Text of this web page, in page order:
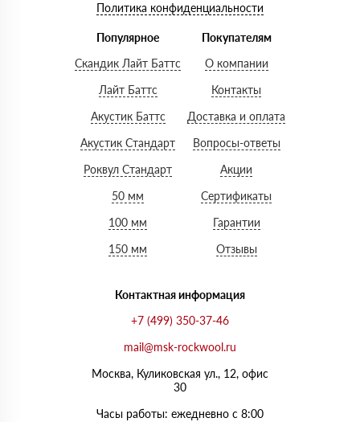
Политика конфиденциальности
Популярное
Скандик Лайт Баттс
Лайт Баттс
Акустик Баттс
Акустик Стандарт
Роквул Стандарт
50 мм
100 мм
150 мм
Покупателям
О компании
Контакты
Доставка и оплата
Вопросы-ответы
Акции
Сертификаты
Гарантии
Отзывы
Контактная информация
+7 (499) 350-37-46
mail@msk-rockwool.ru
Москва, Куликовская ул., 12, офис
30
Часы работы: ежедневно с 8:00